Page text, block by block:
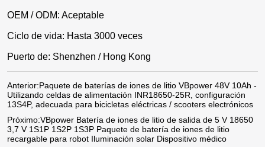
OEM / ODM: Aceptable
Ciclo de vida: Hasta 3000 veces
Puerto de: Shenzhen / Hong Kong
Anterior:Paquete de baterías de iones de litio VBpower 48V 10Ah -
Utilizando celdas de alimentación INR18650-25R, configuración
13S4P, adecuada para bicicletas eléctricas / scooters electrónicos
Próximo:VBpower Batería de iones de litio de salida de 5 V 18650
3,7 V 1S1P 1S2P 1S3P Paquete de batería de iones de litio
recargable para robot Iluminación solar Dispositivo médico